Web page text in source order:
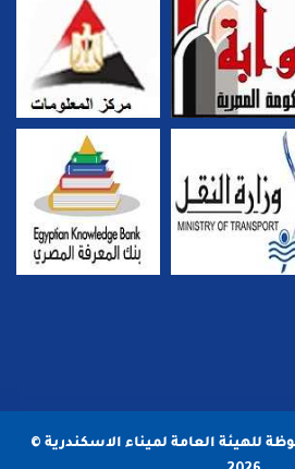
للهيئة العامة لميناء الاسكندرية ©